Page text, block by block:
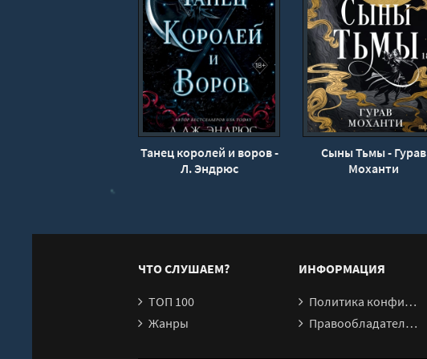
17
18
19
20
21
22
26
27
Танец королей и воров -
Л. Эндрюс
Сыны Тьмы - Гурав
Моханти
ЧТО СЛУШАЕМ?
ТОП 100
Жанры
ИНФОРМАЦИЯ
Политика конфиденциальности
Правообладателям